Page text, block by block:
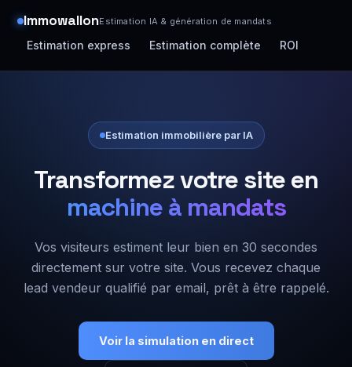
ImmowallonEstimation IA & génération de mandats
Estimation express Estimation complète ROI
Estimation immobilière par IA
Transformez votre site en
machine à mandats
Vos visiteurs estiment leur bien en 30 secondes
directement sur votre site. Vous recevez chaque
lead vendeur qualifié par email, prêt à être rappelé.
Voir la simulation en direct